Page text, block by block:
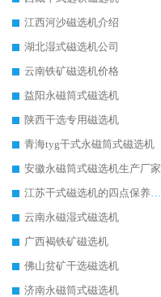
江西河沙磁选机介绍
湖北湿式磁选机公司
云南铁矿磁选机价格
益阳永磁筒式磁选机
陕西干选专用磁选机
青海tyg干式永磁筒式磁选机
安徽永磁筒式磁选机生产厂家
江苏干式磁选机的四点保养秘籍
云南永磁湿式磁选机
广西褐铁矿磁选机
佛山贫矿干选磁选机
济南永磁筒式磁选机